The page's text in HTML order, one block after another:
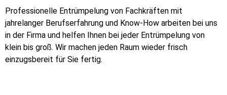
Professionelle Entrümpelung von Fachkräften mit
jahrelanger Berufserfahrung und Know-How arbeiten bei uns
in der Firma und helfen Ihnen bei jeder Entrümpelung von
klein bis groß. Wir machen jeden Raum wieder frisch
einzugsbereit für Sie fertig.